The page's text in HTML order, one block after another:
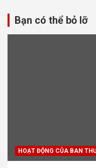
Bạn có thể bỏ lỡ
HOẠT ĐỘNG CỦA BAN